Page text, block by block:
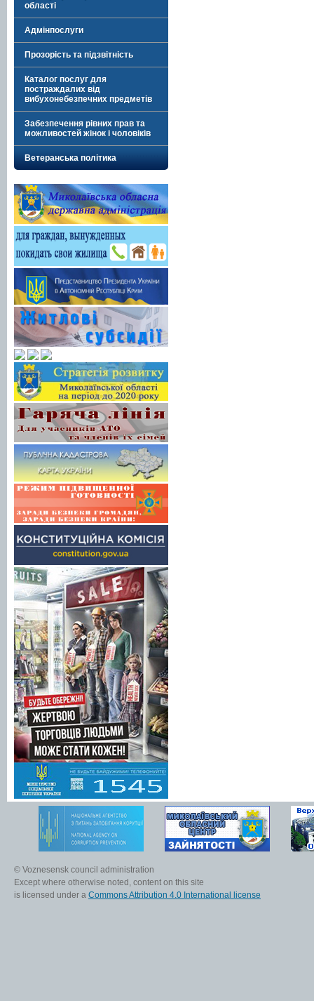
області
Адмінпослуги
Прозорість та підзвітність
Каталог послуг для
постраждалих від
вибухонебезпечних предметів
Забезпечення рівних прав та
можливостей жінок і чоловіків
Ветеранська політика
© Voznesensk council administration
Except where otherwise noted, content on this site
is licensed under a Commons Attribution 4.0 International license